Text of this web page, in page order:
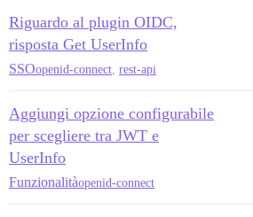
Riguardo al plugin OIDC,
risposta Get UserInfo
SSOopenid-connect rest-api
Aggiungi opzione configurabile
per scegliere tra JWT e
UserInfo
Funzionalitàopenid-connect